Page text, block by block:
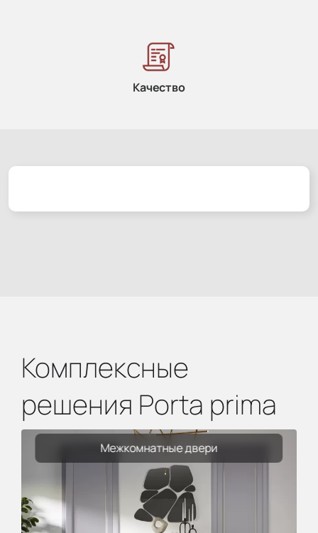
Качество
Комплексные
решения Porta prima
Межкомнатные двери